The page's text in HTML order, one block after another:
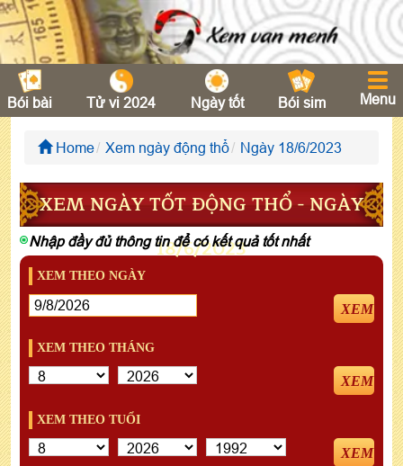
Bói bài Tử vi 2024 Ngày tốt Bói sim Menu
Home Xem ngày động thổ Ngày 18/6/2023
XEM NGÀY TỐT ĐỘNG THỔ - NGÀY
18/6/2023
Nhập đầy đủ thông tin để có kết quả tốt nhất
XEM THEO NGÀY
XEM
XEM THEO THÁNG
XEM
XEM THEO TUỔI
XEM